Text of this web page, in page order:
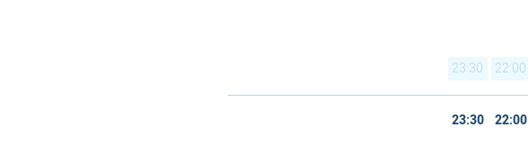
22:00
23:30
22:00
23:30